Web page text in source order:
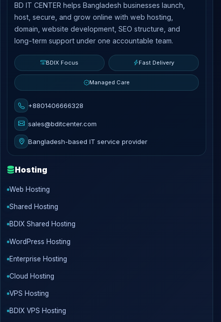
BD IT CENTER helps Bangladesh businesses launch,
host, secure, and grow online with web hosting,
domain, website development, SEO structure, and
long-term support under one accountable team.
BDIX Focus Fast Delivery
Managed Care
+8801406666328
sales@bditcenter.com
Bangladesh-based IT service provider
Hosting
Web Hosting
Shared Hosting
BDIX Shared Hosting
WordPress Hosting
Enterprise Hosting
Cloud Hosting
VPS Hosting
BDIX VPS Hosting